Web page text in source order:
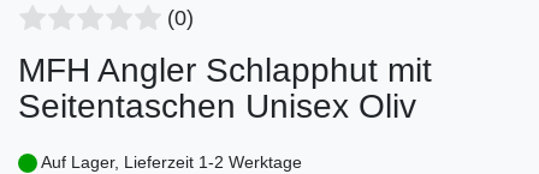
(0)
MFH Angler Schlapphut mit
Seitentaschen Unisex Oliv
Auf Lager, Lieferzeit 1-2 Werktage